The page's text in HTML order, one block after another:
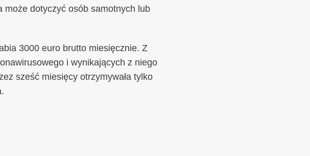
może dotyczyć osób samotnych lub
3000 euro brutto miesięcznie. Z
i wynikających z niego
sześć miesięcy otrzymywała tylko